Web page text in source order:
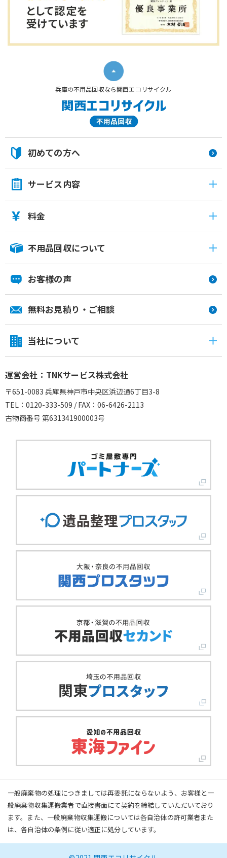
兵庫の不用品回収なら関西エコリサイクル
初めての方へ
サービス内容
料金
不用品回収について
お客様の声
無料お見積り・ご相談
当社について
運営会社：TNKサービス株式会社
〒651-0083 兵庫県神戸市中央区浜辺通6丁目3-8
TEL：0120-333-509 / FAX：06-6426-2113
古物商番号 第631341900003号
一般廃棄物の処理につきましては再委託にならないよう、お客様と一
般廃棄物収集運搬業者で直接書面にて契約を締結していただいており
ます。また、一般廃棄物収集運搬については各自治体の許可業者また
は、各自治体の条例に従い適正に処分しています。